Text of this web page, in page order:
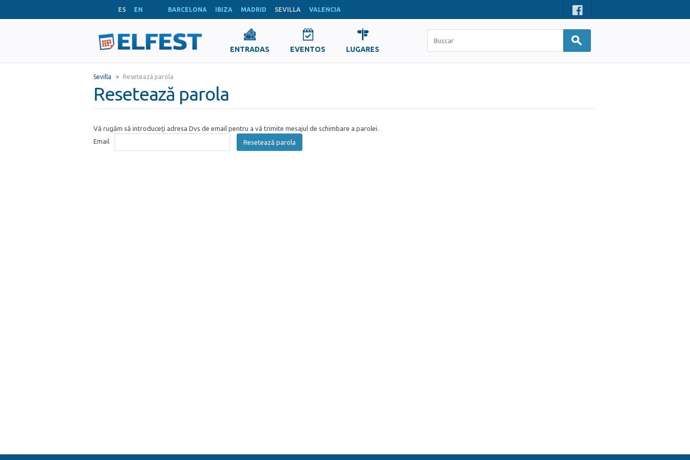
ES EN BARCELONA IBIZA MADRID SEVILLA VALENCIA
ENTRADAS EVENTOS LUGARES
Sevilla Resetează parola
Resetează parola
Vă rugăm să introduceți adresa Dvs de email pentru a vă trimite mesajul de schimbare a parolei.
Email
Resetează parola